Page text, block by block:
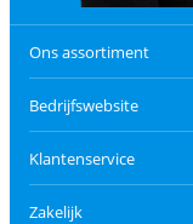
Ons assortiment
Bedrijfswebsite
Klantenservice
Zakelijk